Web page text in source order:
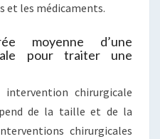
et les médicaments.
moyenne d’une
pour traiter une
intervention chirurgicale
de la taille et de la
chirurgicales